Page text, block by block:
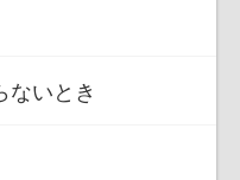
ないとき